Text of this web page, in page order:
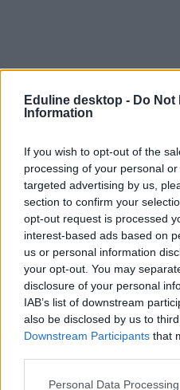
Eduline desktop - Do Not
Information
If you wish to opt-out of the
processing of your personal
targeted advertising by us,
section to confirm your
opt-out request is processed
interest-based ads based on
us or personal information
your opt-out. You may
disclosure of your personal
IAB’s list of downstream
also be disclosed by us to
Downstream Participants that
Personal Data